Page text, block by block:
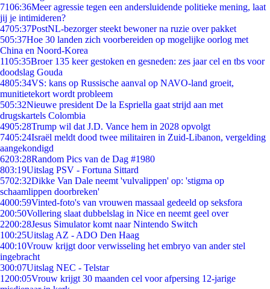
7106:36Meer agressie tegen een andersluidende politieke mening, laat
jij je intimideren?
4705:37PostNL-bezorger steekt bewoner na ruzie over pakket
505:37Hoe 30 landen zich voorbereiden op mogelijke oorlog met
China en Noord-Korea
1105:35Broer 135 keer gestoken en gesneden: zes jaar cel en tbs voor
doodslag Gouda
4805:34VS: kans op Russische aanval op NAVO-land groeit,
munitietekort wordt probleem
505:32Nieuwe president De la Espriella gaat strijd aan met
drugskartels Colombia
4905:28Trump wil dat J.D. Vance hem in 2028 opvolgt
7405:24Israël meldt dood twee militairen in Zuid-Libanon, vergelding
aangekondigd
6203:28Random Pics van de Dag #1980
803:19Uitslag PSV - Fortuna Sittard
5702:32Dikke Van Dale neemt 'vulvalippen' op: 'stigma op
schaamlippen doorbreken'
4000:59Vinted-foto's van vrouwen massaal gedeeld op seksfora
200:50Vollering slaat dubbelslag in Nice en neemt geel over
2200:28Jesus Simulator komt naar Nintendo Switch
100:25Uitslag AZ - ADO Den Haag
400:10Vrouw krijgt door verwisseling het embryo van ander stel
ingebracht
300:07Uitslag NEC - Telstar
1200:05Vrouw krijgt 30 maanden cel voor afpersing 12-jarige